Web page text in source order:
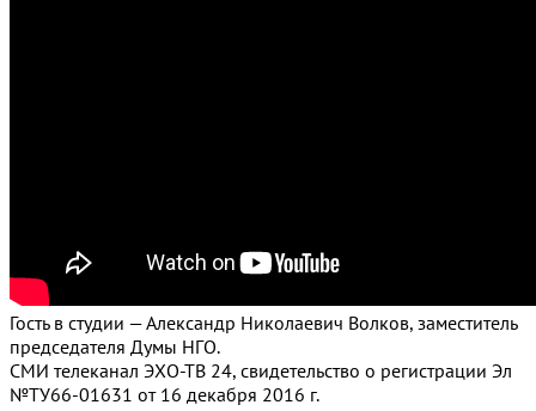
Гость в студии — Александр Николаевич Волков, заместитель
председателя Думы НГО.
СМИ телеканал ЭХО-ТВ 24, свидетельство о регистрации Эл
№ТУ66-01631 от 16 декабря 2016 г.